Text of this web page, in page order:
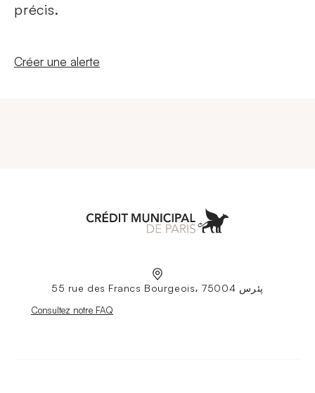
précis.
Nouvelle fenêtre
Créer une alerte
55 rue des Francs Bourgeois، 75004 پئرس
Nouvelle fenêtre
Consultez notre FAQ